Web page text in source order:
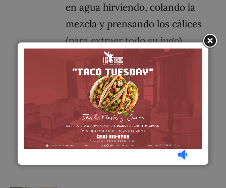
en agua hirviendo, colando la
mezcla y prensando los cálices
(para extraer todo su jugo),
añadiendo azúcar (a veces
también un poco de ron en
Jamaica) y removiendo. Se sirve
fría.
Add to cart Details